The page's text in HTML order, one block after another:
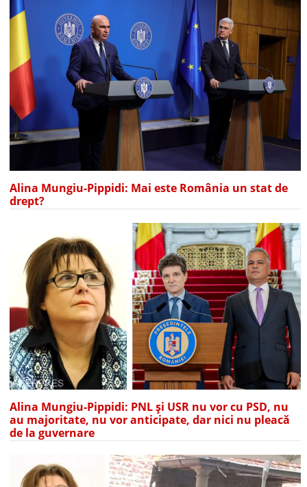
Alina Mungiu-Pippidi: Mai este România un stat de
drept?
Alina Mungiu-Pippidi: PNL și USR nu vor cu PSD, nu
au majoritate, nu vor anticipate, dar nici nu pleacă
de la guvernare